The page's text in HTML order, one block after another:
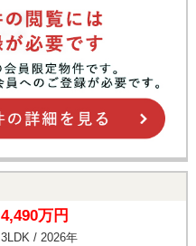
4,490万円
3LDK / 2026年